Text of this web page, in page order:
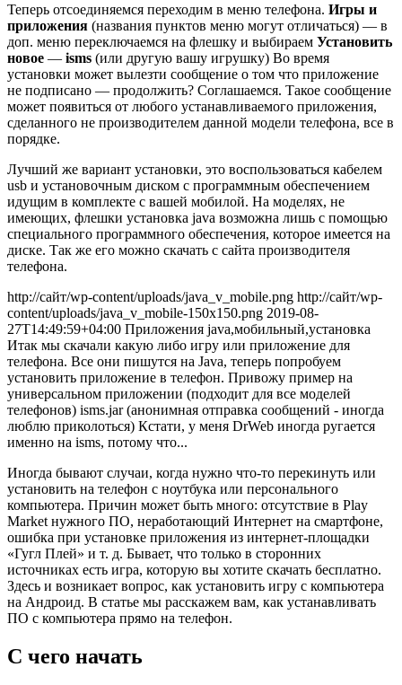
Теперь отсоединяемся переходим в меню телефона. Игры и
приложения (названия пунктов меню могут отличаться) — в
доп. меню переключаемся на флешку и выбираем Установить
новое — isms (или другую вашу игрушку) Во время
установки может вылезти сообщение о том что приложение
не подписано — продолжить? Соглашаемся. Такое сообщение
может появиться от любого устанавливаемого приложения,
сделанного не производителем данной модели телефона, все в
порядке.
Лучший же вариант установки, это воспользоваться кабелем
usb и установочным диском с программным обеспечением
идущим в комплекте с вашей мобилой. На моделях, не
имеющих, флешки установка java возможна лишь с помощью
специального программного обеспечения, которое имеется на
диске. Так же его можно скачать с сайта производителя
телефона.
http://сайт/wp-content/uploads/java_v_mobile.png http://сайт/wp-
content/uploads/java_v_mobile-150x150.png 2019-08-
27T14:49:59+04:00 Приложения java,мобильный,установка
Итак мы скачали какую либо игру или приложение для
телефона. Все они пишутся на Java, теперь попробуем
установить приложение в телефон. Привожу пример на
универсальном приложении (подходит для все моделей
телефонов) isms.jar (анонимная отправка сообщений - иногда
люблю приколоться) Кстати, у меня DrWeb иногда ругается
именно на isms, потому что...
Иногда бывают случаи, когда нужно что-то перекинуть или
установить на телефон с ноутбука или персонального
компьютера. Причин может быть много: отсутствие в Play
Market нужного ПО, неработающий Интернет на смартфоне,
ошибка при установке приложения из интернет-площадки
«Гугл Плей» и т. д. Бывает, что только в сторонних
источниках есть игра, которую вы хотите скачать бесплатно.
Здесь и возникает вопрос, как установить игру с компьютера
на Андроид. В статье мы расскажем вам, как устанавливать
ПО с компьютера прямо на телефон.
С чего начать